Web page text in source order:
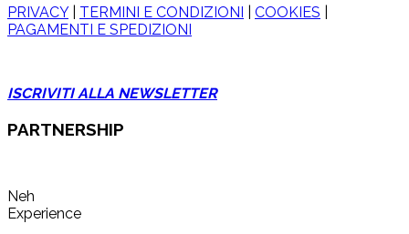
PRIVACY| TERMINI E CONDIZIONI COOKIES
PAGAMENTI E SPEDIZIONI
ISCRIVITI ALLA NEWSLETTER
PARTNERSHIP
Neh
Experience